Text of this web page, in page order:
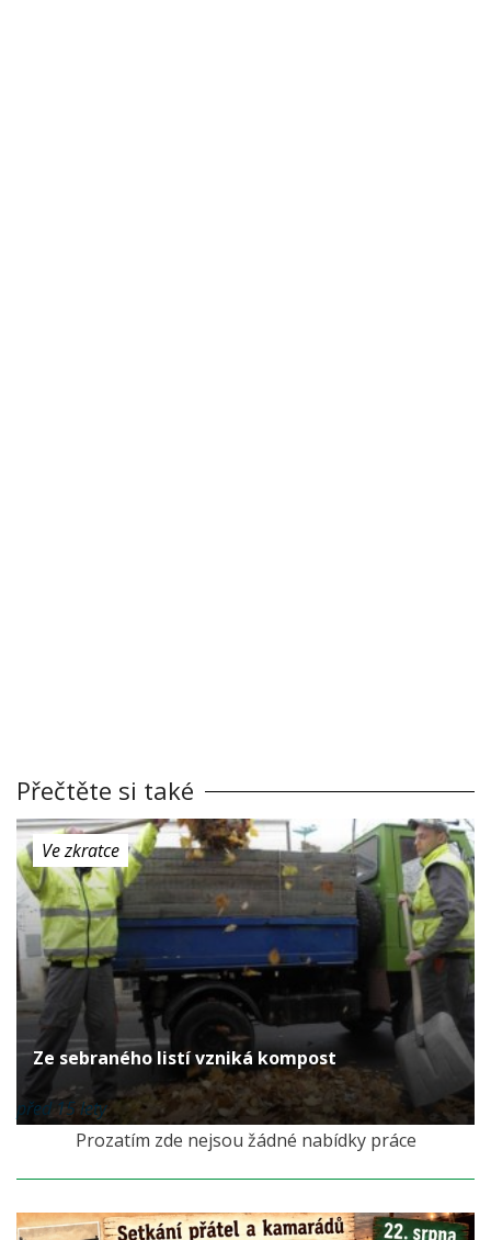
Přečtěte si také
Ve zkratce
Ze sebraného listí vzniká kompost
před 15 lety
Prozatím zde nejsou žádné nabídky práce